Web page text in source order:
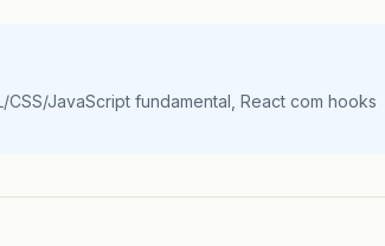
JavaScript fundamental, React com hooks